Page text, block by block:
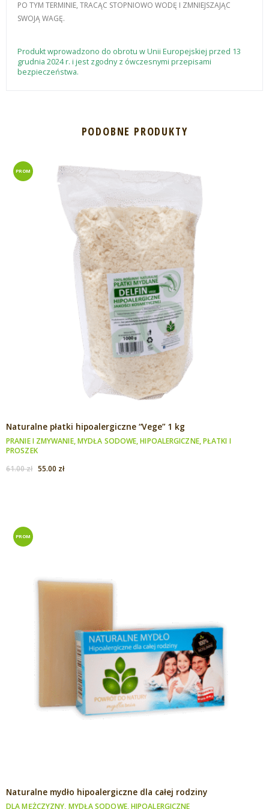
PO TYM TERMINIE, TRACĄC STOPNIOWO WODĘ I ZMNIEJSZAJĄC
SWOJĄ WAGĘ.
Produkt wprowadzono do obrotu w Unii Europejskiej przed 13
grudnia 2024 r. i jest zgodny z ówczesnymi przepisami
bezpieczeństwa.
PODOBNE PRODUKTY
PROM
Naturalne płatki hipoalergiczne “Vege” 1 kg
PRANIE I ZMYWANIE,MYDŁA SODOWE,HIPOALERGICZNE,PŁATKI I
PROSZEK
61.00zł Pierwotna
55.00 złAktualna
PROM
Naturalne mydło hipoalergiczne dla całej rodziny
DLA MĘŻCZYZNY, MYDŁA SODOWE,HIPOALERGICZNE